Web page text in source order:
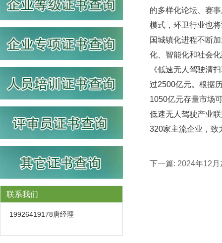
联系我们
19926419178唐经理
的多样化论坛、赛
模式，环卫行业也
国城镇化进程不断
化、智能化和社会
《低速无人驾驶清
过2500亿元。根据
1050亿元存量市场
低速无人驾驶产业
320家主流企业，致
下一篇: 2024年12